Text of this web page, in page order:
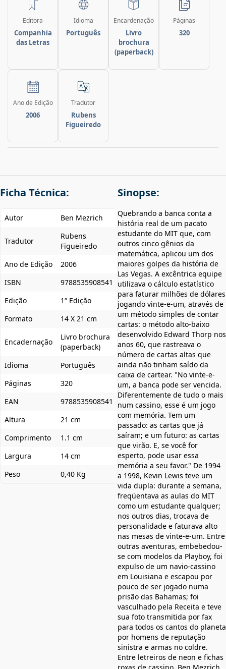
Editora
Companhia
das Letras
Idioma
Português
Encardenação
Livro
brochura
(paperback)
Páginas
320
Ano de Edição
2006
Tradutor
Rubens
Figueiredo
Ficha Técnica:
Autor Ben Mezrich
Tradutor
Rubens
Figueiredo
Ano de Edição
2006
ISBN
9788535908541
Edição
1ª Edição
Formato
14 X 21 cm
Encadernação
Livro brochura
(paperback)
Idioma
Português
Páginas
320
EAN
9788535908541
Altura
21 cm
Comprimento
1.1 cm
Largura
14 cm
Peso
0,40 Kg
Sinopse:
Quebrando a banca conta a
história real de um pacato
estudante do MIT que, com
outros cinco gênios da
matemática, aplicou um dos
maiores golpes da história de
Las Vegas. A excêntrica equipe
utilizava o cálculo estatístico
para faturar milhões de dólares
jogando vinte-e-um, através de
um método simples de contar
cartas: o método alto-baixo
desenvolvido Edward Thorp nos
anos 60, que rastreava o
número de cartas altas que
ainda não tinham saído da
caixa de cartear. "No vinte-e-
um, a banca pode ser vencida.
Diferentemente de tudo o mais
num cassino, esse é um jogo
com memória. Tem um
passado: as cartas que já
saíram; e um futuro: as cartas
que virão. E, se você for
esperto, pode usar essa
memória a seu favor." De 1994
a 1998, Kevin Lewis teve um
vida dupla: durante a semana,
freqüentava as aulas do MIT
como um estudante qualquer;
nos outros dias, trocava de
personalidade e faturava alto
nas mesas de vinte-e-um. Entre
outras aventuras, embebedou-
se com modelos da Playboy, foi
expulso de um navio-cassino
em Louisiana e escapou por
pouco de ser jogado numa
prisão das Bahamas; foi
vasculhado pela Receita e teve
sua foto transmitida por fax
para todos os cantos do planeta
por homens de reputação
sinistra e armas no coldre.
Entre letreiros de neon e fichas